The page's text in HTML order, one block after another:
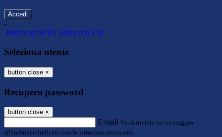
-
Entra con SPID Entra con CIE
Seleziona utente
button close ×
Recupero password
button close ×
E-mail Verrà inviato un messaggio
all'indirizzo indicato con le istruzioni necessarie.